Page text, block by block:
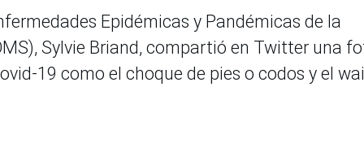
Epidémicas y Pandémicas de la
Sylvie Briand, compartió en Twitter una
19 como el choque de pies o codos y el wai